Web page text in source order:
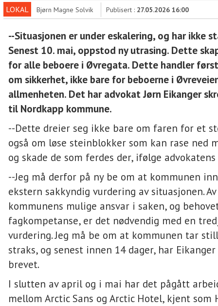
LOKAL Bjørn Magne Solvik Publisert : 27.05.2026 16:00
--Situasjonen er under eskalering, og har ikke
Senest 10. mai, oppstod ny utrasing. Dette
for alle beboere i Øvregata. Dette handler
om sikkerhet, ikke bare for beboerne i
allmenheten. Det har advokat Jørn Eikanger
til Nordkapp kommune.
--Dette dreier seg ikke bare om faren for et
også om løse steinblokker som kan rase ned
og skade de som ferdes der, ifølge
--Jeg må derfor på ny be om at kommunen
ekstern sakkyndig vurdering av situasjonen.
kommunens mulige ansvar i saken, og
fagkompetanse, er det nødvendig med en
vurdering. Jeg må be om at kommunen tar
straks, og senest innen 14 dager, har
brevet.
I slutten av april og i mai har det pågått
mellom Arctic Sans og Arctic Hotel, kjent som